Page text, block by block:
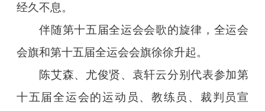
经久不息。
伴随第十五届全运会会歌的旋律，全运会
会旗和第十五届全运会会旗徐徐升起。
陈艾森、尤俊贤、袁轩云分别代表参加第
十五届全运会的运动员、教练员、裁判员宣